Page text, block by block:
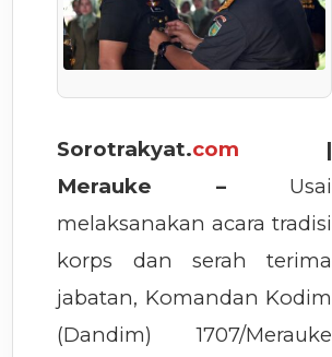
Sorotrakyat.com |
Merauke – Usai
melaksanakan acara tradisi
korps dan serah terima
jabatan, Komandan Kodim
(Dandim) 1707/Merauke